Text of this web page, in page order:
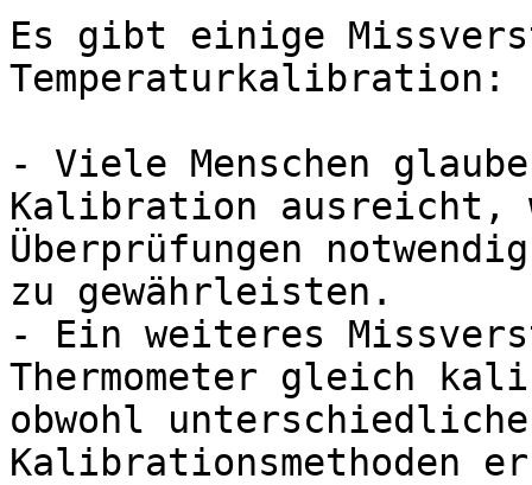
Es gibt einige
Temperaturkalibration:
- Viele Menschen
Kalibration ausreicht,
Überprüfungen
zu gewährleisten.
- Ein weiteres
Thermometer gleich
obwohl
Kalibrationsmethoden